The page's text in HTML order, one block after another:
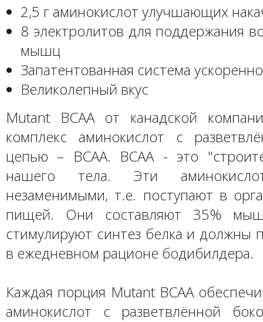
2,5 г аминокислот улучшающих
8 электролитов для поддержания
мышц
Запатентованная система
Великолепный вкус
Mutant BCAA от канадской
комплекс аминокислот с
цепью – ВСАА. BCAA - это
нашего тела. Эти
незаменимыми, т.е. поступают в
пищей. Они составляют 35%
стимулируют синтез белка и должны
в ежедневном рационе бодибилдера.
Каждая порция Mutant BCAA
аминокислот с разветвлённой